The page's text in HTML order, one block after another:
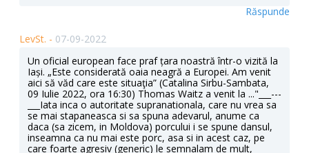
Răspunde
LevSt. - 07-09-2022
Un oficial european face praf țara noastră într-o vizită la
Iași. „Este considerată oaia neagră a Europei. Am venit
aici să văd care este situaţia” (Catalina Sirbu-Sambata,
09 Iulie 2022, ora 16:30) Thomas Waitz a venit la ..."___---
___Iata inca o autoritate supranationala, care nu vrea sa
se mai stapaneasca si sa spuna adevarul, anume ca
daca (sa zicem, in Moldova) porcului i se spune dansul,
inseamna ca nu mai este porc, asa si in acest caz, pe
care foarte agresiv (generic) le semnalam de mult,